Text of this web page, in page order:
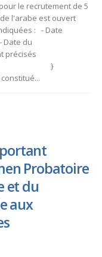
le recrutement de 5
l'arabe est ouvert
: - Date
du
- Lieu }
portant
Probatoire
et du
aux